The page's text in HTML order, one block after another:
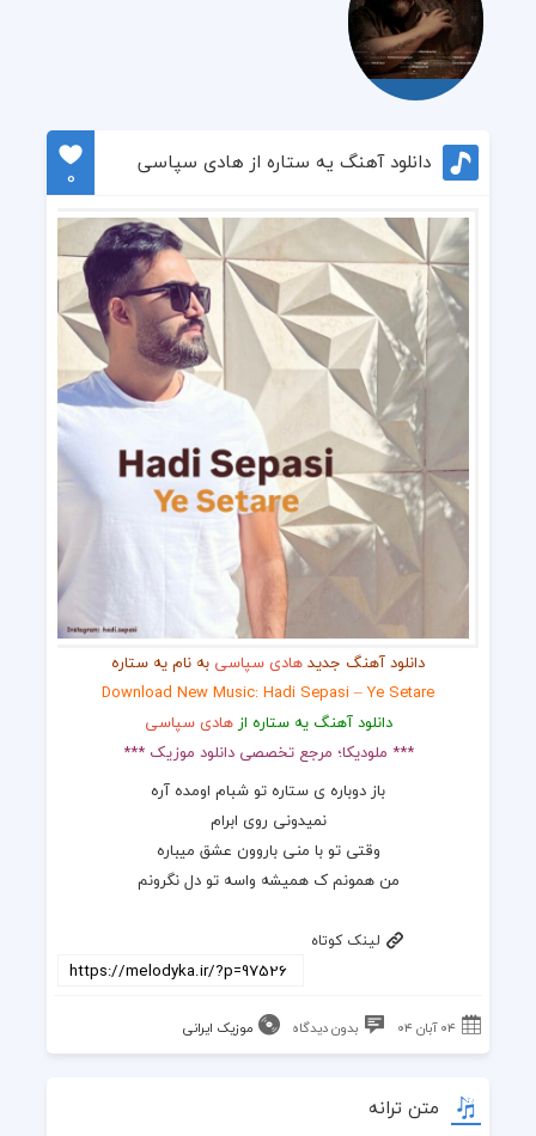
دانلود آهنگ یه ستاره از هادی سپاسی
0
دانلود آهنگ جدیدهادی سپاسی به نام یه ستاره
Download New Music: Hadi Sepasi – Ye Setare
دانلود آهنگ یه ستاره ازهادی سپاسی
*** ملودیکا؛ مرجع تخصصی دانلود موزیک ***
باز دوباره ی ستاره تو شبام اومده آره
نمیدونی روی ابرام
وقتی تو با منی باروون عشق میباره
من همونم ک همیشه واسه تو دل نگرونم
لینک کوتاه
۰۴ آبان ۰۴ بدون دیدگاه موزیک ایرانی
متن ترانه